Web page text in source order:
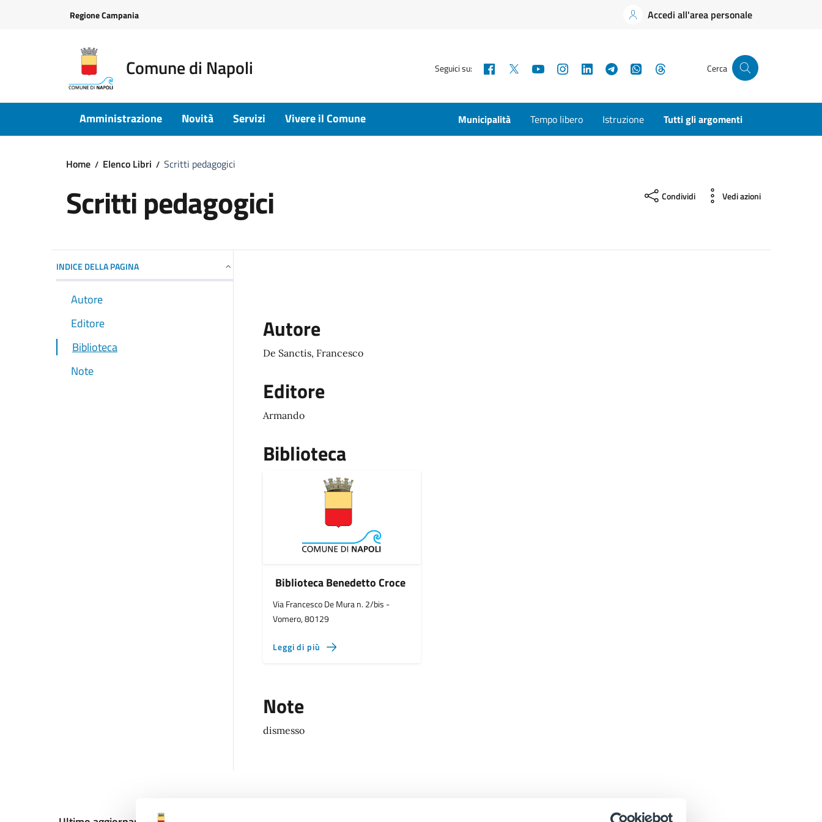
Regione Campania Accedi all'area personale
Comune di Napoli Seguici su: Facebook YouTubeInstagramLinkedInTelegramWhatsApp Cerca
Amministrazione Novità Servizi Vivere il Comune Municipalità Tempo libero Istruzione Tutti gli argomenti
Home Elenco Libri Scritti pedagogici
Scritti pedagogici Condividi Vedi azioni
INDICE DELLA PAGINA
Autore
Editore
Biblioteca
Note
Autore
De Sanctis, Francesco
Editore
Armando
Biblioteca
Biblioteca Benedetto Croce
Via Francesco De Mura n. 2/bis -
Vomero, 80129
Leggi di più
Note
dismesso